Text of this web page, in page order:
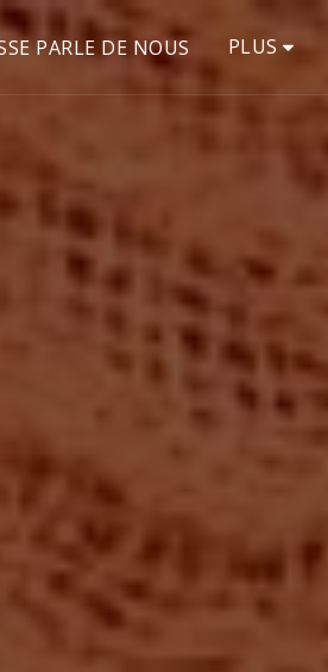
PARLE DE NOUS PLUS